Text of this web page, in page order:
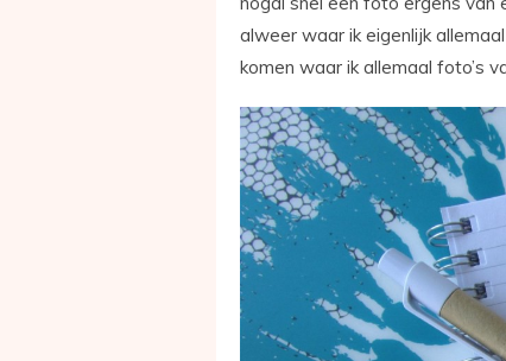
alweer waar ik eigenlijk
komen waar ik allemaal foto’s